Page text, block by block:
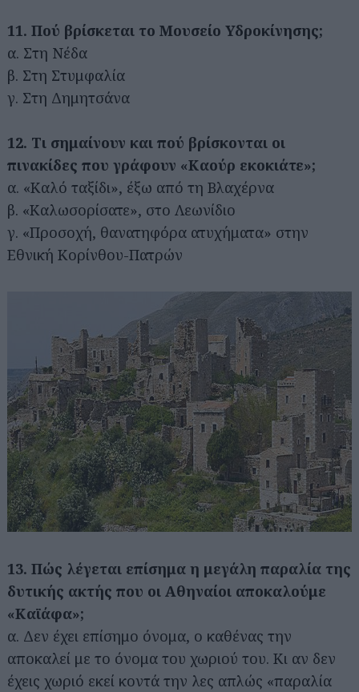
11. Πού βρίσκεται το Μουσείο Υδροκίνησης;
α. Στη Νέδα
β. Στη Στυμφαλία
γ. Στη Δημητσάνα
12. Τι σημαίνουν και πού βρίσκονται οι
πινακίδες που γράφουν «Καούρ εκοκιάτε»;
α. «Καλό ταξίδι», έξω από τη Βλαχέρνα
β. «Καλωσορίσατε», στο Λεωνίδιο
γ. «Προσοχή, θανατηφόρα ατυχήματα» στην
Εθνική Κορίνθου-Πατρών
13. Πώς λέγεται επίσημα η μεγάλη παραλία της
δυτικής ακτής που οι Αθηναίοι αποκαλούμε
«Καϊάφα»;
α. Δεν έχει επίσημο όνομα, ο καθένας την
αποκαλεί με το όνομα του χωριού του. Κι αν δεν
έχεις χωριό εκεί κοντά την λες απλώς «παραλία